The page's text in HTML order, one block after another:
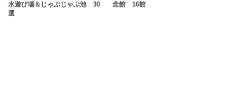
水遊び場＆じゃぶじゃぶ池 30
選
念館 16館